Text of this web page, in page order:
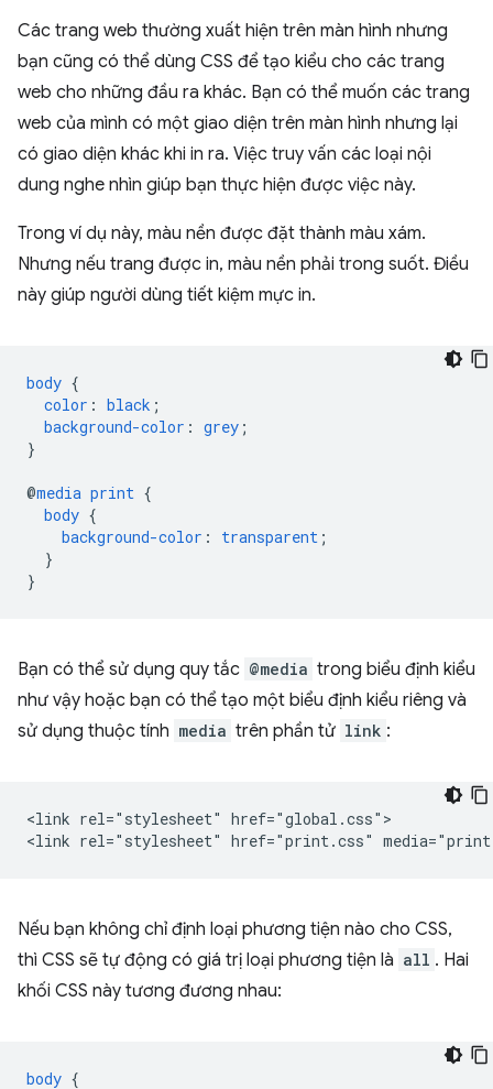
Các trang web thường xuất hiện trên màn hình nhưng
bạn cũng có thể dùng CSS để tạo kiểu cho các trang
web cho những đầu ra khác. Bạn có thể muốn các trang
web của mình có một giao diện trên màn hình nhưng lại
có giao diện khác khi in ra. Việc truy vấn các loại nội
dung nghe nhìn giúp bạn thực hiện được việc này.
Trong ví dụ này, màu nền được đặt thành màu xám.
Nhưng nếu trang được in, màu nền phải trong suốt. Điều
này giúp người dùng tiết kiệm mực in.
body {
color : black ;
background-color : grey ;
}
@media print {
body {
background-color : transparent ;
}
}
Bạn có thể sử dụng quy tắc @media trong biểu định kiểu
như vậy hoặc bạn có thể tạo một biểu định kiểu riêng và
sử dụng thuộc tính media trên phần tử link :
<link rel="stylesheet" href="global.css">
Nếu bạn không chỉ định loại phương tiện nào cho CSS,
thì CSS sẽ tự động có giá trị loại phương tiện là all . Hai
khối CSS này tương đương nhau:
body {